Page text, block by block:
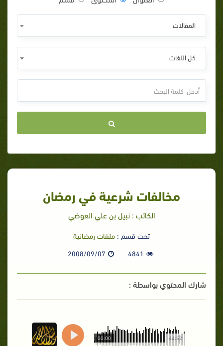
المقالات
كل اللغات
مخالفات شرعية في رمضان
الكاتب : نبيل بن علي العوضي
تحت قسم : ملفات رمضانية
4841
2008/09/07
شارك المحتوي بواسطة :
44:52
00:00